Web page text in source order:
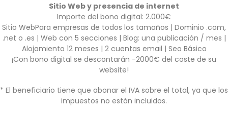
Sitio Web y presencia de internet
Importe del bono digital: 2.000€
Sitio WebPara empresas de todos los tamaños | Dominio .com,
.net o .es | Web con 5 secciones | Blog: una publicación / mes |
Alojamiento 12 meses | 2 cuentas email | Seo Básico
¡Con bono digital se descontarán -2000€ del coste de su
website!
* El beneficiario tiene que abonar el IVA sobre el total, ya que los
impuestos no están incluidos.